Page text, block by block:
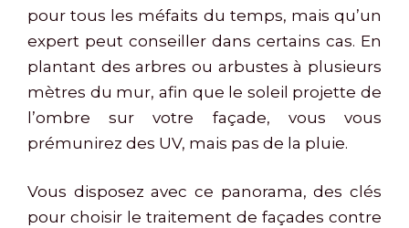
pour tous les méfaits du temps, mais qu’un
expert peut conseiller dans certains cas. En
plantant des arbres ou arbustes à plusieurs
mètres du mur, afin que le soleil projette de
l’ombre sur votre façade, vous vous
prémunirez des UV, mais pas de la pluie.
Vous disposez avec ce panorama, des clés
pour choisir le traitement de façades contre